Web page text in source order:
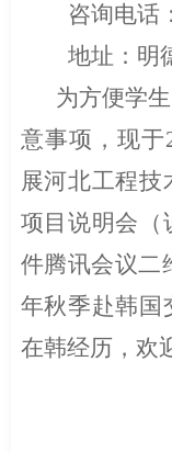
咨询电话：
地址：明
为方便学
意事项，现于
展河北工程技
项目说明会（
件腾讯会议二
年秋季赴韩国
在韩经历，欢